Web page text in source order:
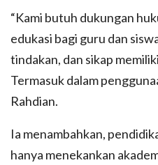
“Kami butuh dukungan
edukasi bagi guru dan
tindakan, dan sikap
Termasuk dalam
Rahdian.
Ia menambahkan,
hanya menekankan